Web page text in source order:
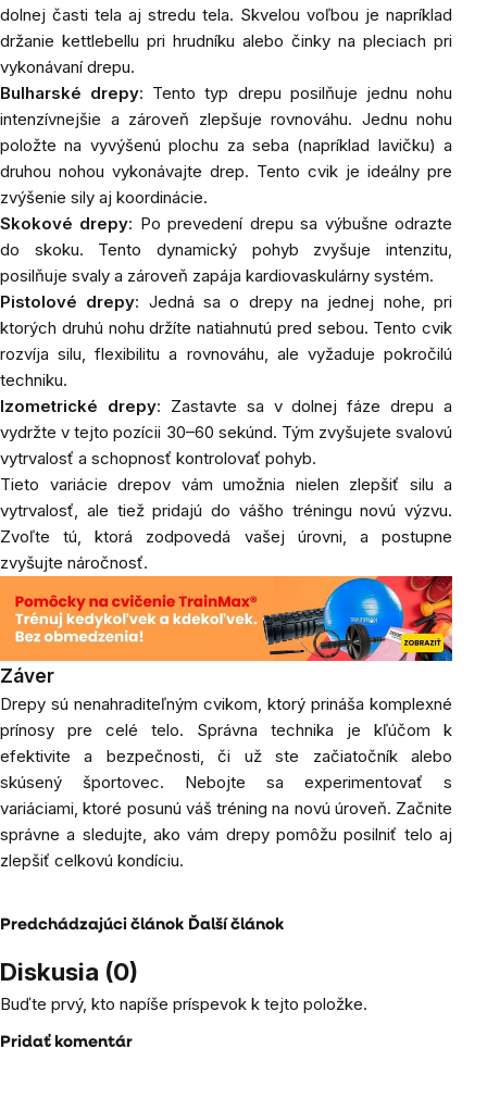
dolnej časti tela aj stredu tela. Skvelou voľbou je napríklad
držanie kettlebellu pri hrudníku alebo činky na pleciach pri
vykonávaní drepu.
Bulharské drepy: Tento typ drepu posilňuje jednu nohu
intenzívnejšie a zároveň zlepšuje rovnováhu. Jednu nohu
položte na vyvýšenú plochu za seba (napríklad lavičku) a
druhou nohou vykonávajte drep. Tento cvik je ideálny pre
zvýšenie sily aj koordinácie.
Skokové drepy: Po prevedení drepu sa výbušne odrazte
do skoku. Tento dynamický pohyb zvyšuje intenzitu,
posilňuje svaly a zároveň zapája kardiovaskulárny systém.
Pistolové drepy: Jedná sa o drepy na jednej nohe, pri
ktorých druhú nohu držíte natiahnutú pred sebou. Tento cvik
rozvíja silu, flexibilitu a rovnováhu, ale vyžaduje pokročilú
techniku.
Izometrické drepy: Zastavte sa v dolnej fáze drepu a
vydržte v tejto pozícii 30–60 sekúnd. Tým zvyšujete svalovú
vytrvalosť a schopnosť kontrolovať pohyb.
Tieto variácie drepov vám umožnia nielen zlepšiť silu a
vytrvalosť, ale tiež pridajú do vášho tréningu novú výzvu.
Zvoľte tú, ktorá zodpovedá vašej úrovni, a postupne
zvyšujte náročnosť.
Záver
Drepy sú nenahraditeľným cvikom, ktorý prináša komplexné
prínosy pre celé telo. Správna technika je kľúčom k
efektivite a bezpečnosti, či už ste začiatočník alebo
skúsený športovec. Nebojte sa experimentovať s
variáciami, ktoré posunú váš tréning na novú úroveň. Začnite
správne a sledujte, ako vám drepy pomôžu posilniť telo aj
zlepšiť celkovú kondíciu.
Predchádzajúci článok Ďalší článok
Diskusia (0)
Buďte prvý, kto napíše príspevok k tejto položke.
Pridať komentár